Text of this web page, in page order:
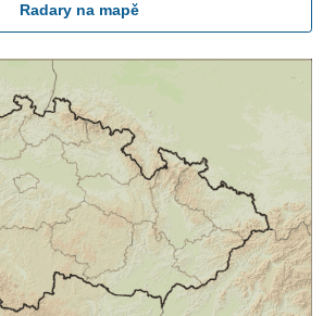
Radary na mapě